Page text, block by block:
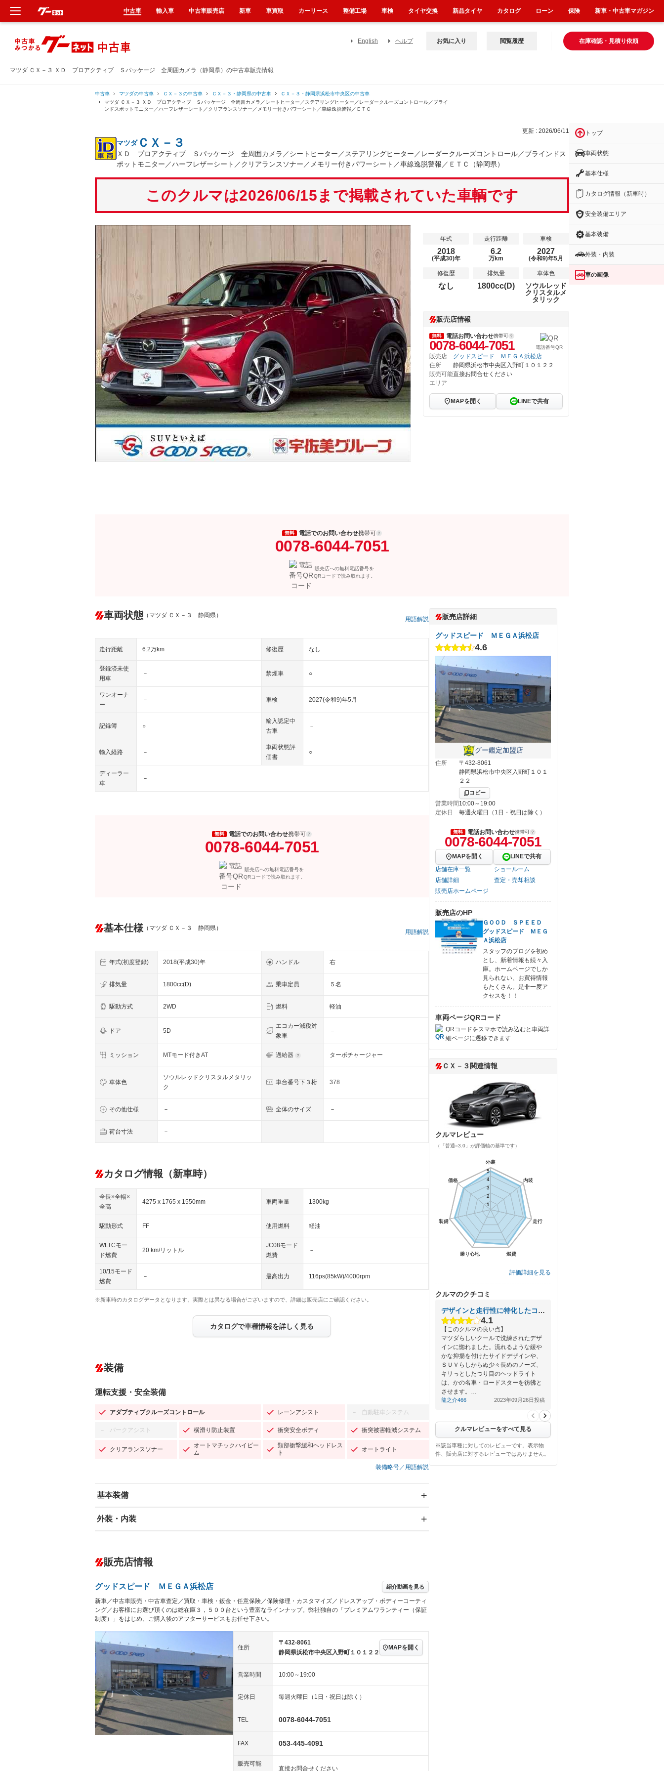
マツダ ＣＸ－３ ＸＤ プロアクティブ Ｓパッケージ 全周囲カメラ（静岡県）の中古車販売情報
English ヘルプ 在庫確認・見積り依頼
お気に入り 閲覧履歴
中古車 マツダの中古車 ＣＸ－３の中古車 ＣＸ－３・静岡県の中古車
ＣＸ－３・静岡県浜松市中央区の中古車
マツダ ＣＸ－３ ＸＤ プロアクティブ Ｓパッケージ 全周囲カメラ／シートヒーター／ステアリングヒーター／レーダークルーズコントロール／ブライ
ンドスポットモニター／ハーフレザーシート／クリアランスソナー／メモリー付きパワーシート／車線逸脱警報／ＥＴＣ
更新 : 2026/06/11
マツダＣＸ－３
ＸＤ プロアクティブ Ｓパッケージ 全周囲カメラ／シートヒーター／ステアリングヒーター／レーダークルーズコントロール／ブラインドス
ポットモニター／ハーフレザーシート／クリアランスソナー／メモリー付きパワーシート／車線逸脱警報／ＥＴＣ（静岡県）
このクルマは2026/06/15まで掲載されていた車輌です
年式
2018
(平成30)年
走行距離
6.2
万km
車検
2027
(令和9)年5月
修復歴
なし
排気量
1800cc(D)
車体色
ソウルレッド
クリスタルメ
タリック
販売店情報
無料 電話お問い合わせ携帯可
0078-6044-7051 電話番号QR
販売店
グッドスピード ＭＥＧＡ浜松店
住所
静岡県浜松市中央区入野町１０１２２
販売可能
エリア
直接お問合せください
MAPを開く LINEで共有
無料 電話でのお問い合わせ携帯可
0078-6044-7051
販売店への無料電話番号を
QRコードで読み取れます。
車両状態 （マツダ ＣＸ－３ 静岡県）
用語解説
走行距離 6.2万km 修復歴 なし
登録済未使
用車
－ 禁煙車 ○
ワンオーナ
ー
－ 車検 2027(令和9)年5月
記録簿 ○
輸入認定中
古車
－
輸入経路 －
車両状態評
価書
○
ディーラー
車
－
無料 電話でのお問い合わせ携帯可
0078-6044-7051
販売店への無料電話番号を
QRコードで読み取れます。
基本仕様 （マツダ ＣＸ－３ 静岡県）
用語解説
年式(初度登録) 2018(平成30)年 ハンドル 右
排気量 1800cc(D) 乗車定員 ５名
駆動方式 2WD 燃料 軽油
ドア 5D
エコカー減税対
象車
－
ミッション MTモード付きAT 過給器 ターボチャージャー
車体色
ソウルレッドクリスタルメタリッ
ク
車台番号下３桁 378
その他仕様 － 全体のサイズ －
荷台寸法 －
カタログ情報（新車時）
全長×全幅×
全高
4275 x 1765 x 1550mm 車両重量 1300kg
駆動形式 FF 使用燃料 軽油
WLTCモー
ド燃費
20 km/リットル
JC08モード
燃費
－
10/15モード
燃費
－ 最高出力 116ps(85kW)/4000rpm
※新車時のカタログデータとなります。実際とは異なる場合がございますので、詳細は販売店にご確認ください。
カタログで車種情報を詳しく見る
装備
運転支援・安全装備
アダプティブクルーズコントロール レーンアシスト － 自動駐車システム
－ パークアシスト 横滑り防止装置 衝突安全ボディ 衝突被害軽減システム
クリアランスソナー
オートマチックハイビー
ム
頸部衝撃緩和ヘッドレス
ト
オートライト
装備略号／用語解説
基本装備
エアバッグ：運転席/助手席/サイド
－ ダウンヒルアシストコントロール
Bluetooth接続 100V電源 センターデフロック
－ レンタカーアップ － 展示・試乗車 電動格納ミラー
外装・内装
オーディオ：CDまたはCDチェンジャー／ミュージック
プレイヤー接続可
－
ヘッドライトウォッシャ
ー
－ 革シート キーレス
LEDヘッドランプ － HID(キセノンライト) － ポータブルナビ バックカメラ
ETC － エアロ
－ 3列シート ベンチシート
フルフラットシート チップアップシート オットマン 電動格納サードシート
シートヒーター － ウォークスルー 後席モニター
フロントカメラ － シートエアコン 全周囲カメラ
－ ルーフレール
販売店情報
グッドスピード ＭＥＧＡ浜松店 紹介動画を見る
新車／中古車販売・中古車査定／買取・車検・鈑金・任意保険／保険修理・カスタマイズ／ドレスアップ・ボディーコーティ
ング／お客様にお選び頂くのは総在庫３，５００台という豊富なラインナップ。弊社独自の「プレミアムワランティー（保証
制度）」をはじめ、ご購入後のアフターサービスもお任せ下さい。
住所
〒432-8061
静岡県浜松市中央区入野町１０１２２
MAPを開く
営業時間 10:00～19:00
定休日 毎週火曜日（1日・祝日は除く）
TEL 0078-6044-7051
FAX 053-445-4091
販売可能
直接お問合せください
販売店詳細
グッドスピード ＭＥＧＡ浜松店
4.6
グー鑑定加盟店
住所
〒432-8061
静岡県浜松市中央区入野町１０１
２２
コピー
営業時間10:00～19:00
定休日
毎週火曜日（1日・祝日は除く）
無料 電話お問い合わせ携帯可
0078-6044-7051
MAPを開く
LINEで共有
店舗在庫一覧
ショールーム
店舗詳細
査定・売却相談
販売店ホームページ
販売店のHP
ＧＯＯＤ ＳＰＥＥＤ
グッドスピード ＭＥＧ
Ａ浜松店
スタッフのブログを初め
とし、新着情報も続々入
庫。ホームページでしか
見られない、お買得情報
もたくさん。是非一度ア
クセスを！！
車両ページQRコード
QRコードをスマホで読み込むと車両詳
細ページに遷移できます
ＣＸ－３関連情報
クルマレビュー
（「普通=3.0」が評価軸の基準です）
外装
内装
走行
燃費
乗り心地
装備
価格
1
2
3
4
5
外装
内装
走行
燃費
乗り心地
装備
価格
1
2
3
4
5
評価詳細を見る
クルマのクチコミ
デザインと走行性に特化したコンパクトＳＵＶ
4.1
【このクルマの良い点】
マツダらしいクールで洗練されたデザ
インに惚れました。流れるような緩や
かな抑揚を付けたサイドデザインや、
ＳＵＶらしからぬ少々長めのノーズ、
キリっとしたつり目のヘッドライト
は、かの名車・ロードスターを彷彿と
させます。…
龍之介466 2023年09月26日投稿
クルマレビューをすべて見る
※該当車種に対してのレビューです。表示物
件、販売店に対するレビューではありません。
トップ
車両状態
基本仕様
カタログ情報（新車時）
安全装備エリア
基本装備
外装・内装
車の画像
中古車 輸入車 中古車販売店 新車 車買取 カーリース 整備工場 車検 タイヤ交換 新品タイヤ カタログ ローン 保険 新車・中古車マガジン
新車
中古車